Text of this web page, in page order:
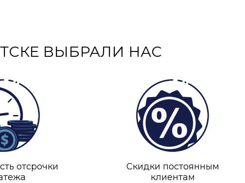
отсрочки
Скидки постоянным
клиентам
ВЫБРАЛИ НАС